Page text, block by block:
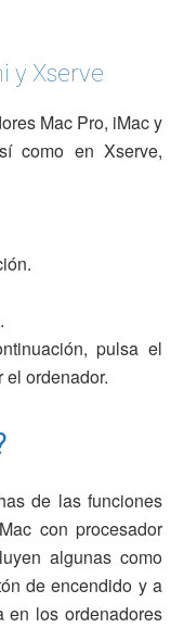
y Xserve
Mac Pro, iMac y
como en Xserve,
pulsa el
ordenador.
de las funciones
con procesador
algunas como
de encendido y a
en los ordenadores